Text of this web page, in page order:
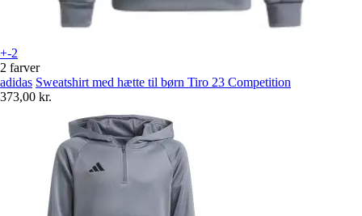
+-2
2 farver
adidas Sweatshirt med hætte til børn Tiro 23 Competition
373,00 kr.